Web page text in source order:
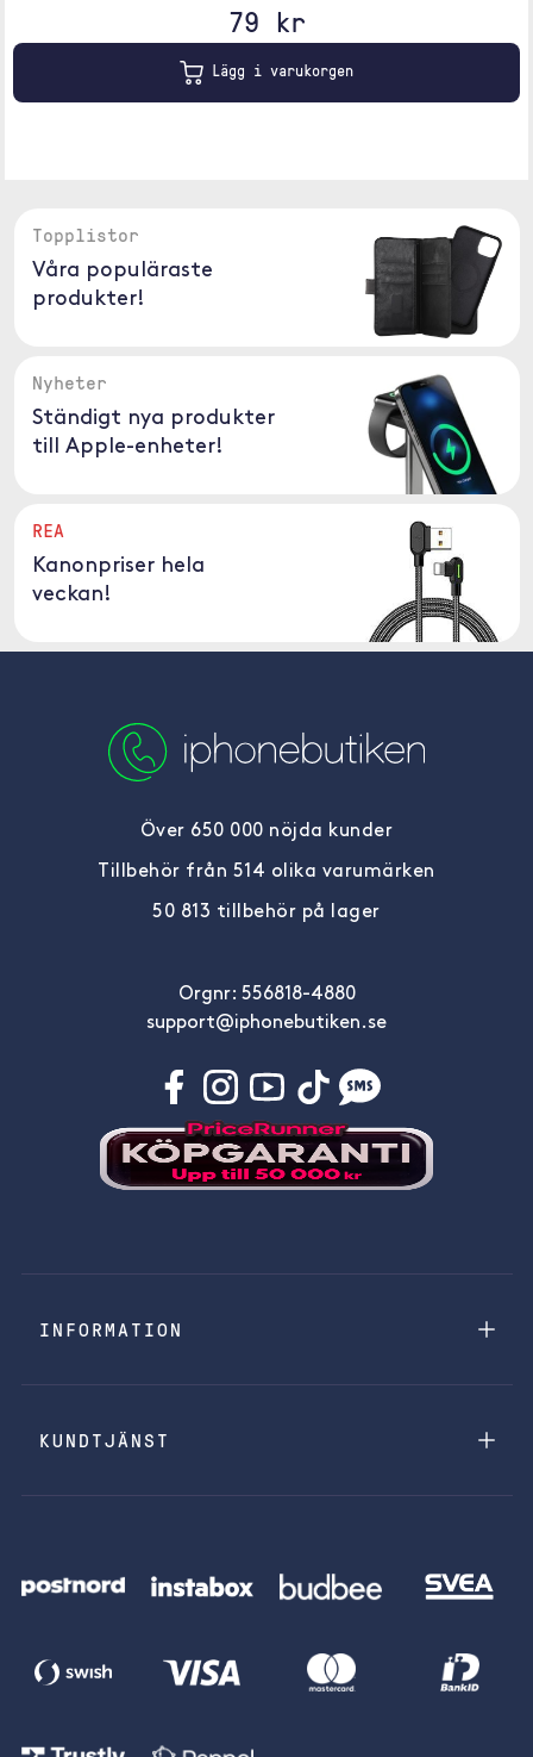
79 kr
Lägg i varukorgen
Topplistor
Våra populäraste
produkter!
Nyheter
Ständigt nya produkter
till Apple-enheter!
REA
Kanonpriser hela
veckan!
Över 650 000 nöjda kunder
Tillbehör från 514 olika varumärken
50 813 tillbehör på lager
Orgnr: 556818-4880
support@iphonebutiken.se
INFORMATION
KUNDTJÄNST